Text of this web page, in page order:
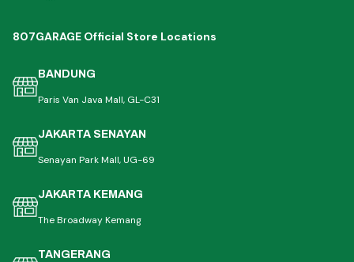
807GARAGE Official Store Locations
BANDUNG
Paris Van Java Mall, GL-C31
JAKARTA SENAYAN
Senayan Park Mall, UG-69
JAKARTA KEMANG
The Broadway Kemang
TANGERANG